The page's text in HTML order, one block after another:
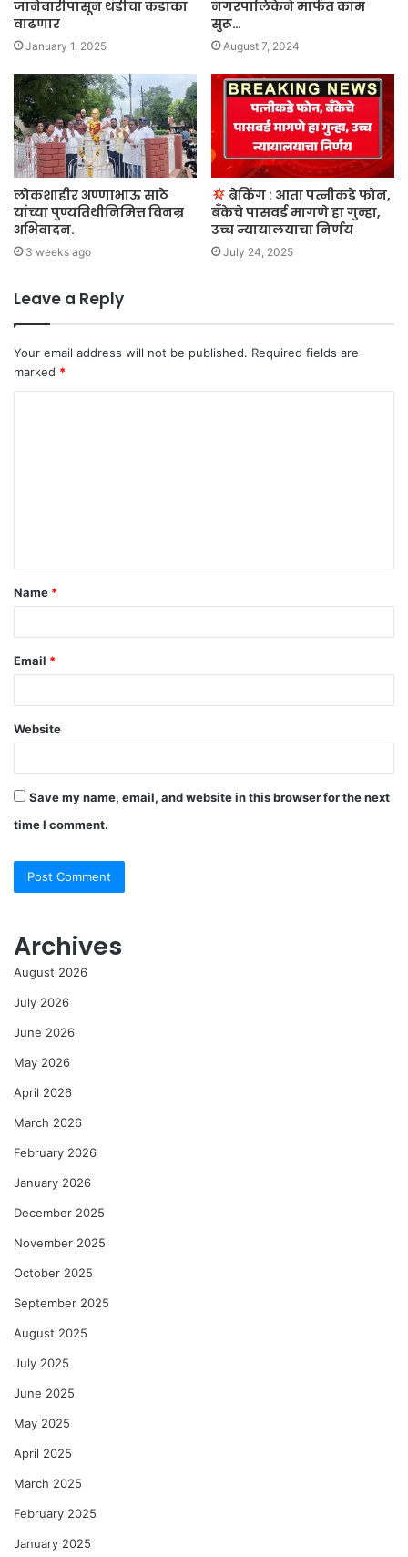
जानेवारीपासून थंडीचा कडाका
वाढणार
January 1, 2025
नगरपालिकेने मार्फत काम
सुरू…
August 7, 2024
लोकशाहीर अण्णाभाऊ साठे
यांच्या पुण्यतिथीनिमित्त विनम्र
अभिवादन.
3 weeks ago
ब्रेकिंग : आता पत्नीकडे फोन,
बँकेचे पासवर्ड मागणे हा गुन्हा,
उच्च न्यायालयाचा निर्णय
July 24, 2025
Leave a Reply
Your email address will not be published. Required fields are
marked *
t
*
Name *
Email *
Website
Save my name, email, and website in this browser for the next
time I comment.
Archives
August 2026
July 2026
June 2026
May 2026
April 2026
March 2026
February 2026
January 2026
December 2025
November 2025
October 2025
September 2025
August 2025
July 2025
June 2025
May 2025
April 2025
March 2025
February 2025
January 2025